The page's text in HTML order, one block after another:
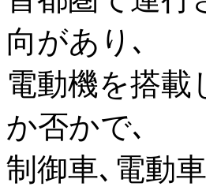
向があり､
電動機を搭載
か否かで､
制御車､電動